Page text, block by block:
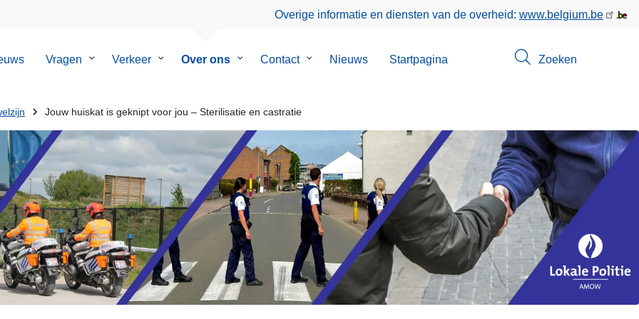
Overige informatie en diensten van de overheid: www.belgium.be
Vragen
Submenu
Verkeer
SubmenuOver ons
Submenu
ons
Contact
Submenu
Nieuws Startpagina Zoeken
Jouw huiskat is geknipt voor jou – Sterilisatie en castratie